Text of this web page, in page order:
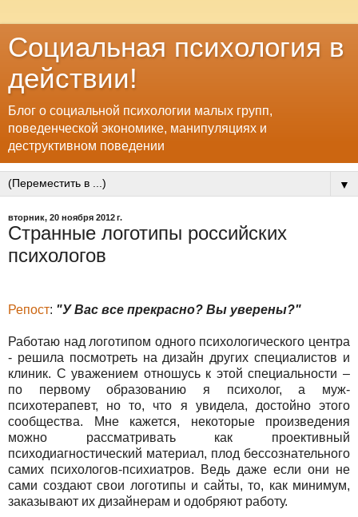
Социальная психология в
действии!
Блог о социальной психологии малых групп,
поведенческой экономике, манипуляциях и
деструктивном поведении
▼
вторник, 20 ноября 2012 г.
Странные логотипы российских
психологов
Репост: "У Вас все прекрасно? Вы уверены?"
Работаю над логотипом одного психологического центра
- решила посмотреть на дизайн других специалистов и
клиник. С уважением отношусь к этой специальности –
по первому образованию я психолог, а муж-
психотерапевт, но то, что я увидела, достойно этого
сообщества. Мне кажется, некоторые произведения
можно рассматривать как проективный
психодиагностический материал, плод бессознательного
самих психологов-психиатров. Ведь даже если они не
сами создают свои логотипы и сайты, то, как минимум,
заказывают их дизайнерам и одобряют работу.